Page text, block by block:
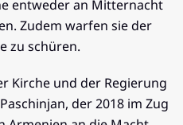
entweder an Mitternacht
Zudem warfen sie der
zu schüren.
Kirche und der Regierung
der 2018 im Zug